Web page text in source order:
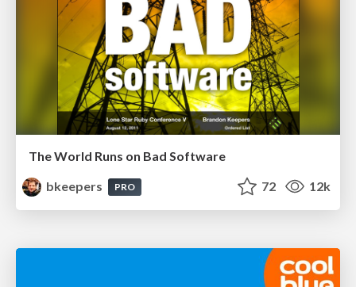
The World Runs on Bad Software
bkeepers
PRO 72 12k